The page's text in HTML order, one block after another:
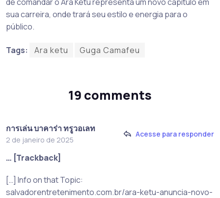
sua carreira, onde trará seu estilo e energia para o
público.
Tags: Ara ketu Guga Camafeu
19 comments
การเล่น บาคาร่า ทรูวอเลท
2 de janeiro de 2025
Acesse para responder
… [Trackback]
[…] Info on that Topic:
salvadorentretenimento.com.br/ara-ketu-anuncia-novo-